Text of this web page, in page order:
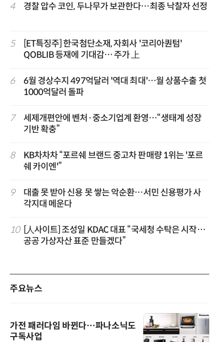
4 경찰 압수 코인, 두나무가 보관한다…최종 낙찰자 선정
5
[ET특징주] 한국첨단소재, 자회사 '코리아퀀텀'
QOBLIB 등재에 기대감… 주가 上
6
6월 경상수지 497억달러 '역대 최대'…월 상품수출 첫
1000억달러 돌파
7
세제개편안에 벤처·중소기업계 환영…“생태계 성장
기반 확충”
8
KB차차차 “포르쉐 브랜드 중고차 판매량 1위는 '포르
쉐 카이엔'”
9
대출 못 받아 신용 못 쌓는 악순환…서민 신용평가 사
각지대 메운다
10 [人사이트] 조성일 KDAC 대표 “국세청 수탁은 시작…
공공 가상자산 표준 만들겠다”
주요뉴스
가전 패러다임 바뀐다…파나소닉도
구독사업